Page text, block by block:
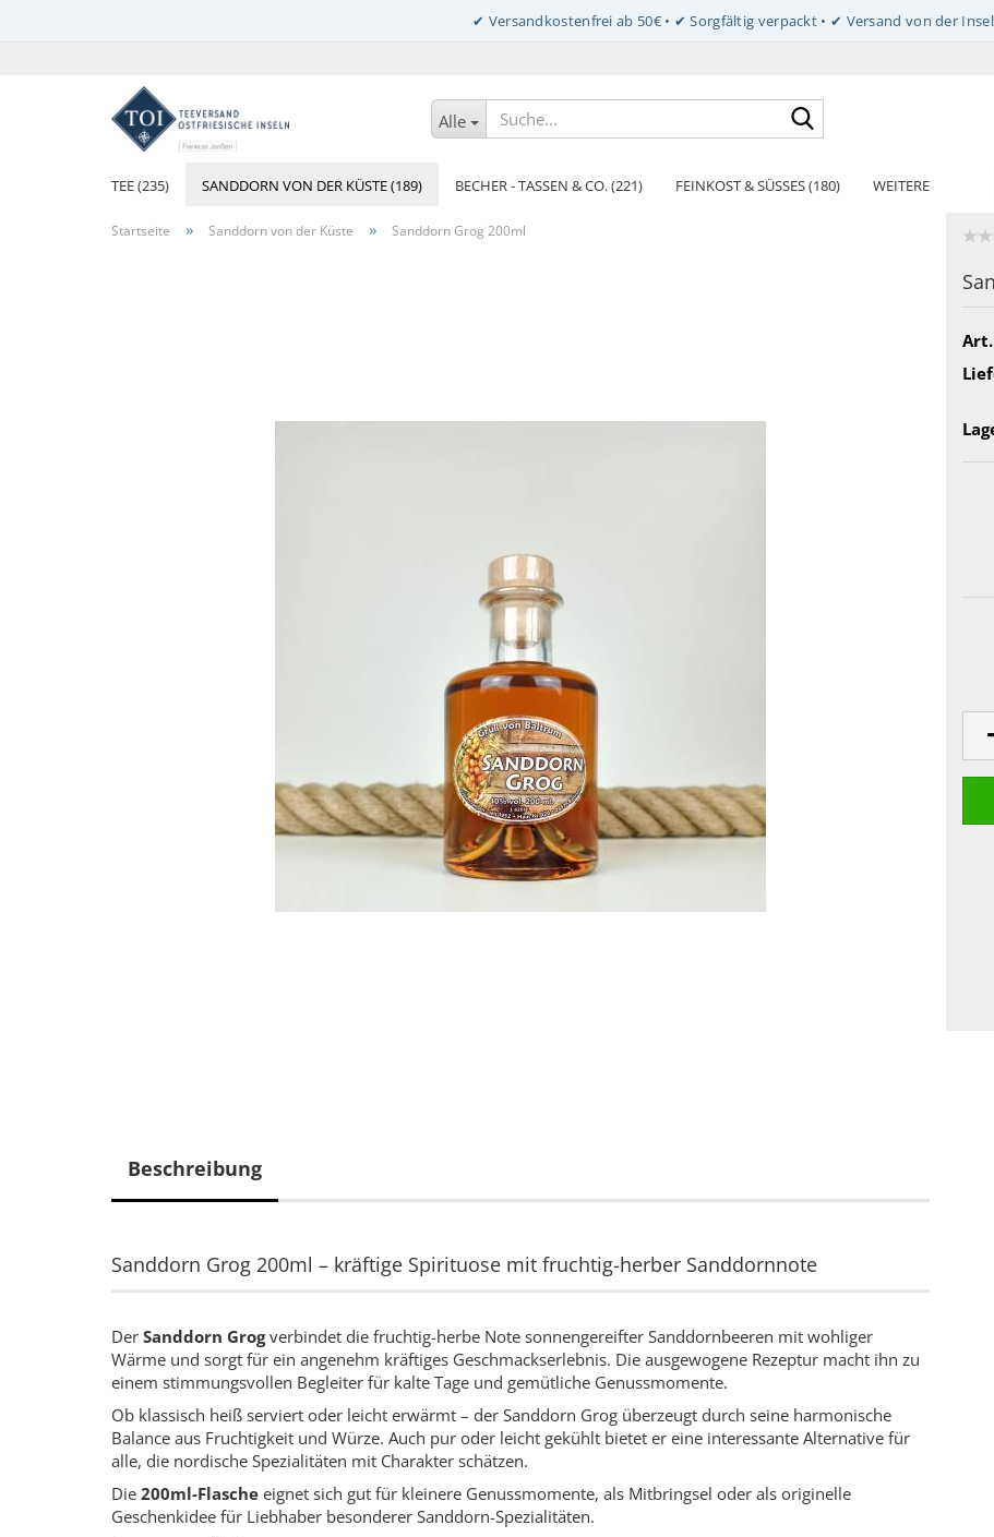
Alle
TEE (235) SANDDORN VON DER KÜSTE (189) BECHER - TASSEN & CO. (221) FEINKOST & SÜSSES (180) WEITERE
Startseite » Sanddorn von der Küste » Sanddorn Grog 200ml
Beschreibung
Sanddorn Grog 200ml – kräftige Spirituose mit fruchtig-herber Sanddornnote
Der Sanddorn Grogverbindet die fruchtig-herbe Note sonnengereifter Sanddornbeeren mit wohliger
Wärme und sorgt für ein angenehm kräftiges Geschmackserlebnis. Die ausgewogene Rezeptur macht ihn zu
einem stimmungsvollen Begleiter für kalte Tage und gemütliche Genussmomente.
Ob klassisch heiß serviert oder leicht erwärmt – der Sanddorn Grog überzeugt durch seine harmonische
Balance aus Fruchtigkeit und Würze. Auch pur oder leicht gekühlt bietet er eine interessante Alternative für
alle, die nordische Spezialitäten mit Charakter schätzen.
Die 200ml-Flasche eignet sich gut für kleinere Genussmomente, als Mitbringsel oder als originelle
Geschenkidee für Liebhaber besonderer Sanddorn-Spezialitäten.